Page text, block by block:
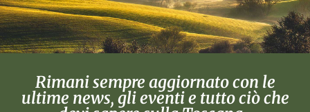
Rimani sempre aggiornato con le
ultime news, gli eventi e tutto ciò che